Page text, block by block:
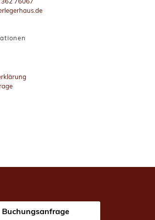
Buchungsanfrage